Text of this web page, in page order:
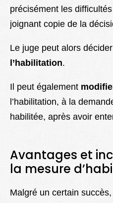
précisément les
joignant copie de la
Le juge peut alors
l’habilitation.
Il peut également
l’habilitation, à la
habilitée, après avoir
Avantages et
la mesure
Malgré un certain